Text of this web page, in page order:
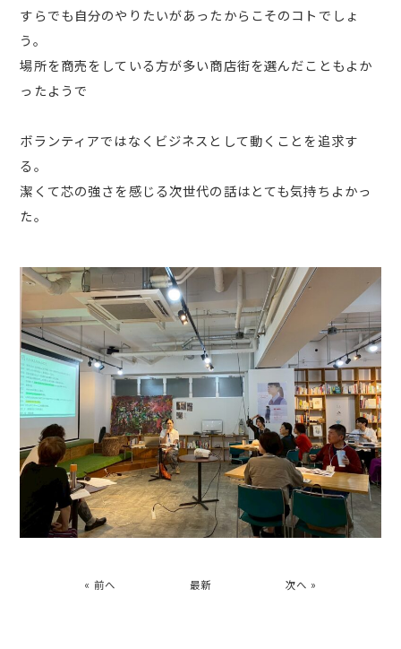
すらでも自分のやりたいがあったからこそのコトでしょ
う。
場所を商売をしている方が多い商店街を選んだこともよか
ったようで
ボランティアではなくビジネスとして動くことを追求す
る。
潔くて芯の強さを感じる次世代の話はとても気持ちよかっ
た。
« 前へ 最新 次へ »